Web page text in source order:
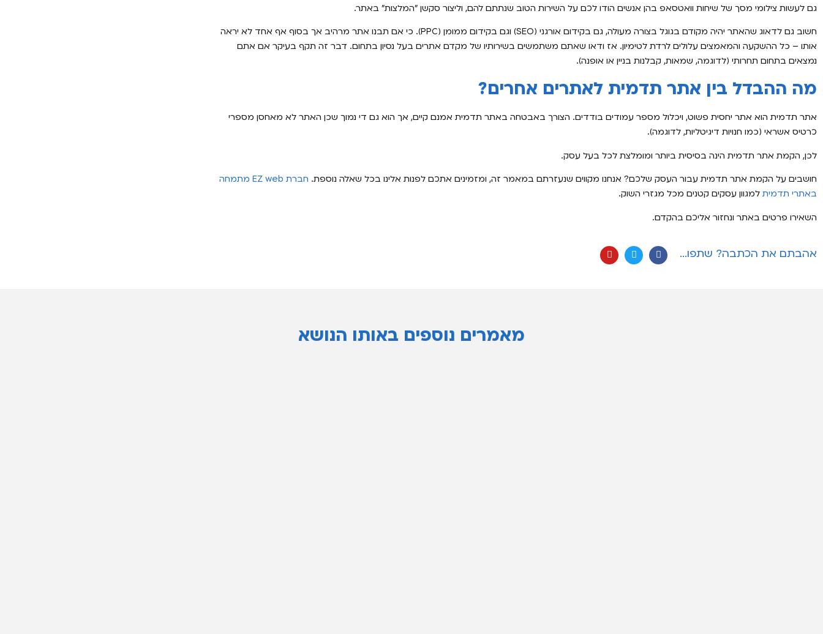
גם לעשות צילומי מסך של שיחות וואטסאפ בהן אנשים הודו לכם על השירות הטוב שנתתם להם, וליצור סקשן "המלצות" באתר.
חשוב גם לדאוג שהאתר יהיה מקודם בגוגל בצורה מעולה, גם בקידום אורגני (SEO) וגם בקידום ממומן (PPC). כי אם תבנו אתר מרהיב אך בסוף אף אחד לא יראה
אותו – כל ההשקעה והמאמצים עלולים לרדת לטימיון. אז ודאו שאתם משתמשים בשירותיו של מקדם אתרים בעל נסיון בתחום. דבר זה תקף בעיקר אם אתם
נמצאים בתחום תחרותי (לדוגמה, שמאות, קבלנות בניין או אופנה).
מה ההבדל בין אתר תדמית לאתרים אחרים?
אתר תדמית הוא אתר יחסית פשוט, ויכלול מספר עמודים בודדים. הצורך באבטחה באתר תדמית אמנם קיים, אך הוא גם די נמוך שכן האתר לא מאחסן מספרי
כרטיס אשראי (כמו חנויות דיגיטליות, לדוגמה).
לכן, הקמת אתר תדמית הינה בסיסית ביותר ומומלצת לכל בעל עסק.
חושבים על הקמת אתר תדמית עבור העסק שלכם? אנחנו מקווים שנעזרתם במאמר זה, ומזמינים אתכם לפנות אלינו בכל שאלה נוספת.
חברת EZ web מתמחה
באתרי תדמית למגוון עסקים קטנים מכל מגזרי השוק.
השאירו פרטים באתר ונחזור אליכם בהקדם.
אהבתם את הכתבה? שתפו...
מאמרים נוספים באותו הנושא